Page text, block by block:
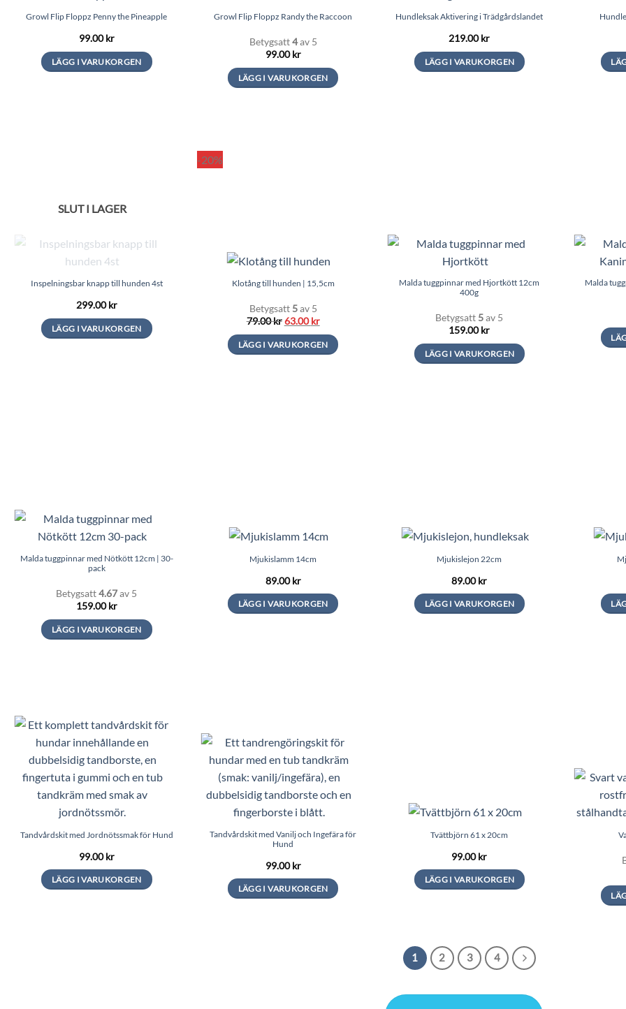
produktsidan
Growl Flip Floppz Penny the Pineapple
99.00kr
LÄGG I VARUKORGEN
Growl Flip Floppz Randy the Raccoon
Betygsatt4av 5
99.00kr
LÄGG I VARUKORGEN
Hundleksak Aktivering i Trädgårdslandet
219.00kr
LÄGG I VARUKORGEN
SLUT I LAGER
Inspelningsbar knapp till hunden 4st
299.00kr
LÄGG I VARUKORGEN
-20%
Klotång till hunden | 15,5cm
Betygsatt 5av 5
79.00krDet
ursprungliga
priset
var:
63.00krDet
nuvarande
priset
är:
LÄGG I VARUKORGEN
Malda tuggpinnar med Hjortkött 12cm
400g
Betygsatt 5av 5
159.00kr
LÄGG I VARUKORGEN
Malda
Malda tuggpinnar med Nötkött 12cm | 30-
pack
Betygsatt4.67av 5
159.00kr
LÄGG I VARUKORGEN
Mjukislamm 14cm
89.00kr
LÄGG I VARUKORGEN
Mjukislejon 22cm
89.00kr
LÄGG I VARUKORGEN
Tandvårdskit med Jordnötssmak för Hund
99.00kr
LÄGG I VARUKORGEN
Tandvårdskit med Vanilj och Ingefära för
Hund
99.00kr
LÄGG I VARUKORGEN
Tvättbjörn 61 x 20cm
99.00kr
LÄGG I VARUKORGEN
1 2 3 4